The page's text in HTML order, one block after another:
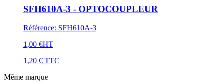
SFH610A-3 - OPTOCOUPLEUR
Référence: SFH610A-3
1,00 €HT
1,20 € TTC
Même marque